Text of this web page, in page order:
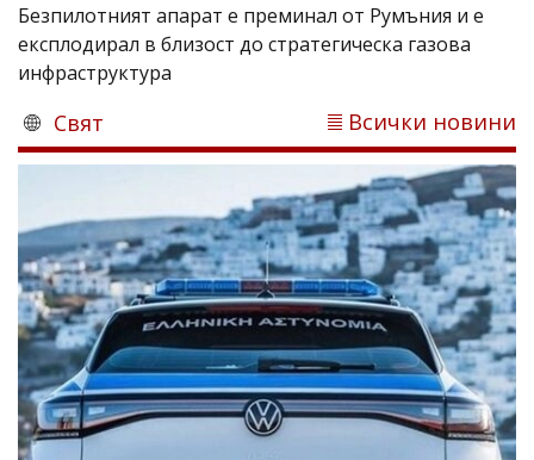
Безпилотният апарат е преминал от Румъния и е
експлодирал в близост до стратегическа газова
инфраструктура
Свят Всички новини